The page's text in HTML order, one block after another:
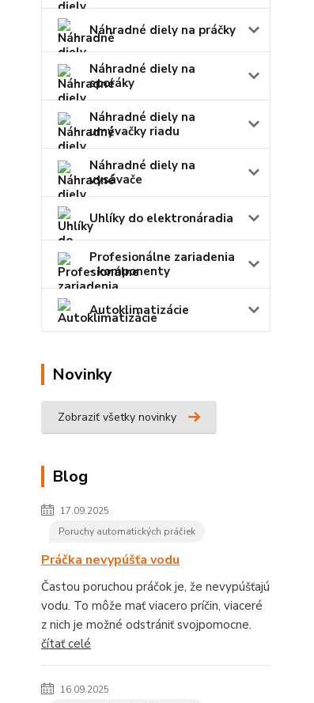
Náhradné diely na práčky
Náhradné diely na
sporáky
Náhradné diely na
umývačky riadu
Náhradné diely na
vysávače
Uhlíky do elektronáradia
Profesionálne zariadenia
- komponenty
Autoklimatizácie
Novinky
Zobraziť všetky novinky
Blog
17.09.2025
Poruchy automatických práčiek
Práčka nevypúšťa vodu
Častou poruchou práčok je, že nevypúšťajú
vodu. To môže mať viacero príčin, viaceré
z nich je možné odstrániť svojpomocne.
čítať celé
16.09.2025